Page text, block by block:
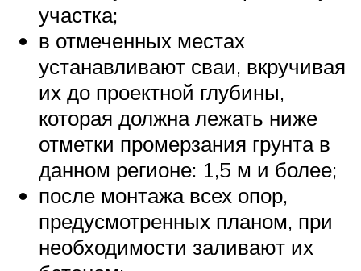
участка;
в отмеченных местах
устанавливают сваи, вкручивая
их до проектной глубины,
которая должна лежать ниже
отметки промерзания грунта в
данном регионе: 1,5 м и более;
после монтажа всех опор,
предусмотренных планом, при
необходимости заливают их